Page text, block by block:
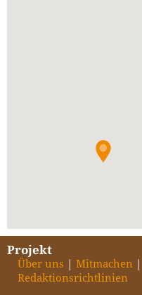
Projekt
Über uns Mitmachen
Redaktionsrichtlinien